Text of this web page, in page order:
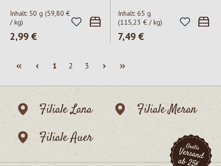
Inhalt: 50 g (59,80 €
/ kg)
Regulärer Preis:
2,99 €
Inhalt: 65 g
(115,23 € / kg)
Regulärer Preis:
7,49 €
Seite
1 Seite
2 Seite
3
Filiale Lana
Filiale Meran
Filiale Auer